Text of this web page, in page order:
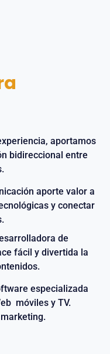
aportamos
bidireccional entre
aporte valor a
y conectar
de
fácil y divertida la
especializada
móviles y TV.